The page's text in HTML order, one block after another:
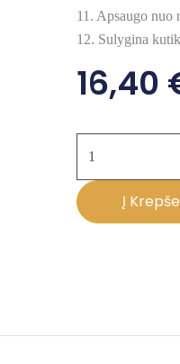
11. Apsaugo
12. Sulygina
16,40
Milk_shake
INCREDIBLE
Į